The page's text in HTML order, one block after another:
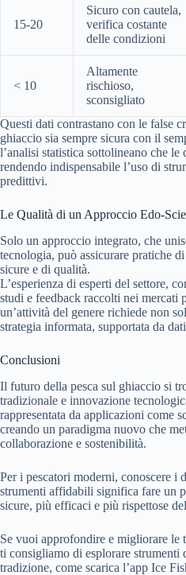
15-20
Sicuro con cautela,
verifica costante
delle condizioni
< 10
Altamente
rischioso,
sconsigliato
Questi dati contrastano con le false
ghiaccio sia sempre sicura con il
l’analisi statistica sottolineano che
rendendo indispensabile l’uso di
predittivi.
Le Qualità di un Approccio Edo-
Solo un approccio integrato, che
tecnologia, può assicurare pratiche
sicure e di qualità.
L’esperienza di esperti del settore,
studi e feedback raccolti nei mercati
un’attività del genere richiede non
strategia informata, supportata da
Conclusioni
Il futuro della pesca sul ghiaccio si
tradizionale e innovazione
rappresentata da applicazioni come
creando un paradigma nuovo che
collaborazione e sostenibilità.
Per i pescatori moderni, conoscere i
strumenti affidabili significa fare un
sicure, più efficaci e più rispettose
Se vuoi approfondire e migliorare le
ti consigliamo di esplorare
tradizione, come scarica l’app Ice